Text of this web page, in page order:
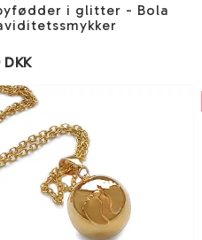
i glitter - Bola
DKK